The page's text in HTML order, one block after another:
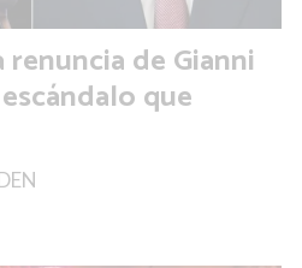
de Gianni
que